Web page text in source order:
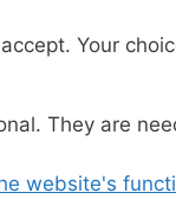
Your
They are
website's